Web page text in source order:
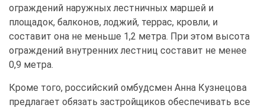
ограждений наружных лестничных маршей и
площадок, балконов, лоджий, террас, кровли, и
составит она не меньше 1,2 метра. При этом высота
ограждений внутренних лестниц составит не менее
0,9 метра.
Кроме того, российский омбудсмен Анна Кузнецова
предлагает обязать застройщиков обеспечивать все